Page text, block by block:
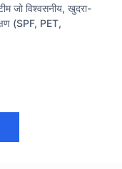
जो विश्वसनीय, खुदरा-
(SPF, PET,